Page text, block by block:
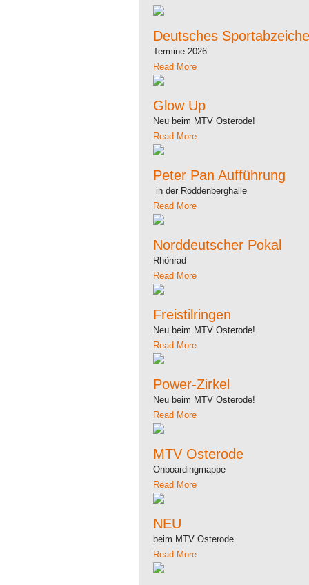
Deutsches
Termine 2026
Read More
Glow Up
Neu beim MTV Osterode!
Read More
Peter Pan Aufführung
in der Röddenberghalle
Read More
Norddeutscher Pokal
Rhönrad
Read More
Freistilringen
Neu beim MTV Osterode!
Read More
Power-Zirkel
Neu beim MTV Osterode!
Read More
MTV Osterode
Onboardingmappe
Read More
NEU
beim MTV Osterode
Read More